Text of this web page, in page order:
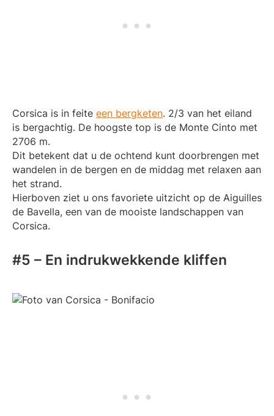
Corsica is in feite een bergketen. 2/3 van het eiland
is bergachtig. De hoogste top is de Monte Cinto met
2706 m.
Dit betekent dat u de ochtend kunt doorbrengen met
wandelen in de bergen en de middag met relaxen aan
het strand.
Hierboven ziet u ons favoriete uitzicht op de Aiguilles
de Bavella, een van de mooiste landschappen van
Corsica.
#5 – En indrukwekkende kliffen